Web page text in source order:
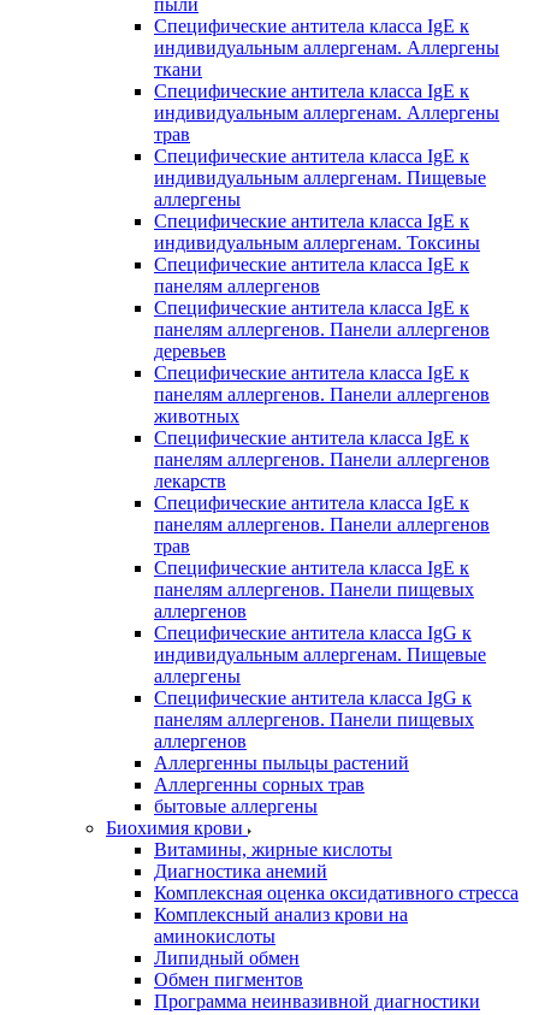
пыли
Специфические антитела класса IgE к
индивидуальным аллергенам. Аллергены
ткани
Специфические антитела класса IgE к
индивидуальным аллергенам. Аллергены
трав
Специфические антитела класса IgE к
индивидуальным аллергенам. Пищевые
аллергены
Специфические антитела класса IgE к
индивидуальным аллергенам. Токсины
Специфические антитела класса IgE к
панелям аллергенов
Специфические антитела класса IgE к
панелям аллергенов. Панели аллергенов
деревьев
Специфические антитела класса IgE к
панелям аллергенов. Панели аллергенов
животных
Специфические антитела класса IgE к
панелям аллергенов. Панели аллергенов
лекарств
Специфические антитела класса IgE к
панелям аллергенов. Панели аллергенов
трав
Специфические антитела класса IgE к
панелям аллергенов. Панели пищевых
аллергенов
Специфические антитела класса IgG к
индивидуальным аллергенам. Пищевые
аллергены
Специфические антитела класса IgG к
панелям аллергенов. Панели пищевых
аллергенов
Аллергенны пыльцы растений
Аллергенны сорных трав
бытовые аллергены
Биохимия крови
Витамины, жирные кислоты
Диагностика анемий
Комплексная оценка оксидативного стресса
Комплексный анализ крови на
аминокислоты
Липидный обмен
Обмен пигментов
Программа неинвазивной диагностики